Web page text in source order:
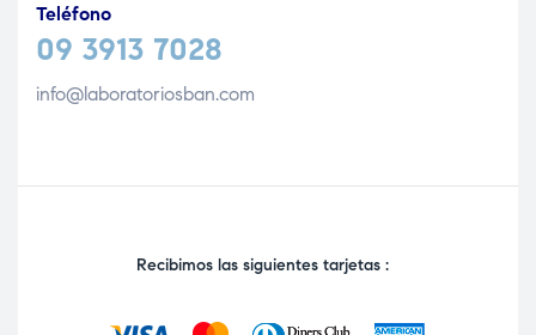
Teléfono
09 3913 7028
info@laboratoriosban.com
Recibimos las siguientes tarjetas :